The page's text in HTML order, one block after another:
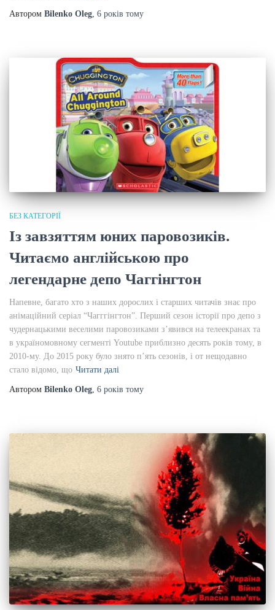
Автором Bilenko Oleg, 6 років тому
БЕЗ КАТЕГОРІЇ
Із завзяттям юних паровозиків.
Читаємо англійською про
легендарне депо Чаггінгтон
Напевне, багато хто з наших дорослих і старших читачів знає про
анімаційний серіал “Чагггінгтон”. Перший сезон історії про депо з
чудернацькими веселими паровозиками з’явився на телеекранах та
в україномовному сегменті Youtube приблизно десять років тому, в
2010-му. До 2015 року було знято п’ять сезонів, і от нещодавно
стало відомо, що Читати далі
Автором Bilenko Oleg, 6 років тому